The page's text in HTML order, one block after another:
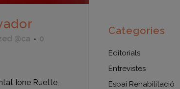
@ca
0
Ione Ruette,
Categories
Editorials
Entrevistes
Espai Rehabilitació